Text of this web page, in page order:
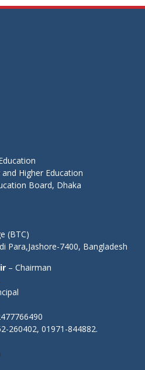
Higher Education
Board, Dhaka
(BTC)
Para,Jashore-7400, Bangladesh
– Chairman
260402, 01971-844882.